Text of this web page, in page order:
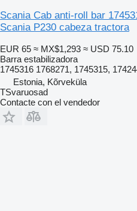
Scania Cab anti-roll bar
Scania P230 cabeza tractora
EUR 65 ≈ MX$1,293 ≈ USD 75.10
Barra estabilizadora
1745316 1768271, 1745315,
Estonia, Kõrveküla
TSvaruosad
Contacte con el vendedor